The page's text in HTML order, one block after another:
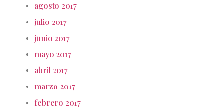
agosto 2017
julio 2017
junio 2017
mayo 2017
abril 2017
marzo 2017
febrero 2017